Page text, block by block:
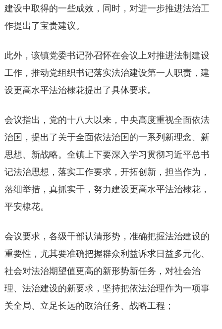
建设中取得的一些成效，同时，对进一步推进法治工
作提出了宝贵建议。
此外，该镇党委书记孙召怀在会议上对推进法制建设
工作，推动党组织书记落实法治建设第一人职责，建
设更高水平法治棣花提出了具体要求。
会议指出，党的十八大以来，中央高度重视全面依法
治国，提出了关于全面依法治国的一系列新理念、新
思想、新战略。全镇上下要深入学习贯彻习近平总书
记法治思想，落实工作要求，开拓创新，担当作为，
落细举措，真抓实干，努力建设更高水平法治棣花，
平安棣花。
会议要求，各级干部认清形势，准确把握法治建设的
重要性，尤其要准确把握群众利益诉求日益多元化、
社会对法治期望值更高的新形势新任务，对社会治
理、法治建设的新要求，坚持把依法治理作为一项事
关全局、立足长远的政治任务、战略工程；